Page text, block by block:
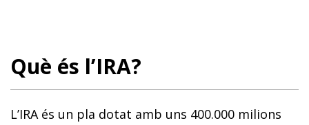
Què és l’IRA?
L’IRA és un pla dotat amb uns 400.000 milions